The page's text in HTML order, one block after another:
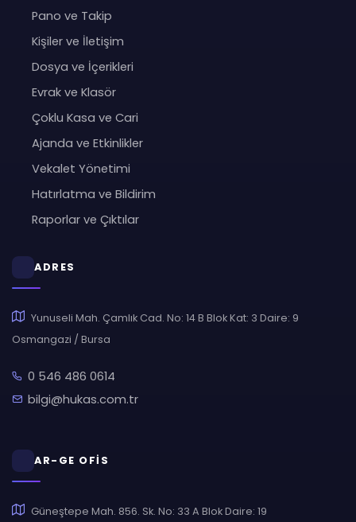
Pano ve Takip
Kişiler ve İletişim
Dosya ve İçerikleri
Evrak ve Klasör
Çoklu Kasa ve Cari
Ajanda ve Etkinlikler
Vekalet Yönetimi
Hatırlatma ve Bildirim
Raporlar ve Çıktılar
ADRES
Yunuseli Mah. Çamlık Cad. No: 14 B Blok Kat: 3 Daire: 9
Osmangazi / Bursa
0 546 486 0614
bilgi@hukas.com.tr
AR-GE OFİS
Güneştepe Mah. 856. Sk. No: 33 A Blok Daire: 19